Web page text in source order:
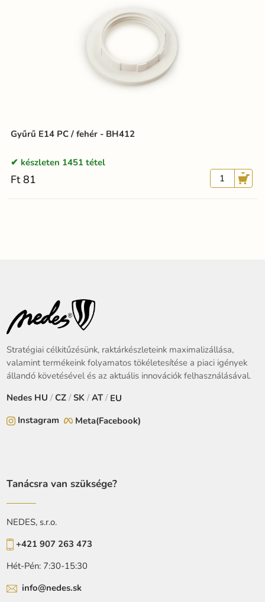
Gyűrű E14 PC / fehér - BH412
készleten 1451 tétel
Ft 81
Stratégiai célkitűzésünk, raktárkészleteink maximalizállása,
valamint termékeink folyamatos tökéletesítése a piaci igények
állandó követésével és az aktuális innovációk felhasználásával.
Nedes HU /CZ /SK / AT/ EU
Instagram
Meta(Facebook)
Tanácsra van szüksége?
NEDES, s.r.o.
+421 907 263 473
Hét-Pén: 7:30-15:30
info@nedes.sk